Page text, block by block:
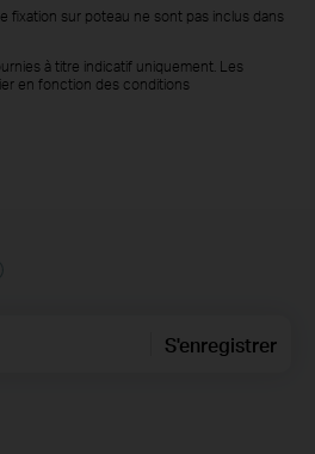
fixation sur poteau ne sont pas inclus dans
à titre indicatif uniquement. Les
en fonction des conditions
S'enregistrer